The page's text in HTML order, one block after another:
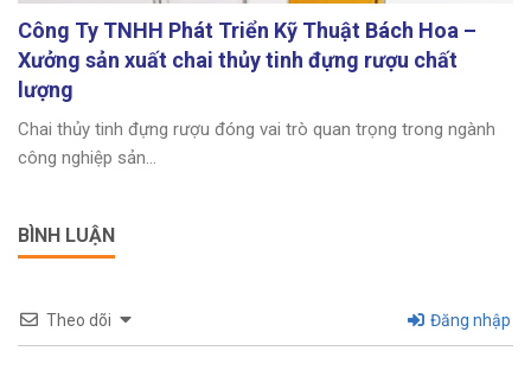
Công Ty TNHH Phát Triển Kỹ Thuật Bách Hoa –
Xưởng sản xuất chai thủy tinh đựng rượu chất
lượng
Chai thủy tinh đựng rượu đóng vai trò quan trọng trong ngành
công nghiệp sản...
BÌNH LUẬN
Theo dõi Đăng nhập